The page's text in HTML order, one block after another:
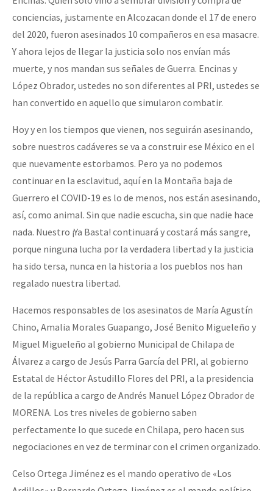
conciencias, justamente en Alcozacan donde el 17 de enero
del 2020, fueron asesinados 10 compañeros en esa masacre.
Y ahora lejos de llegar la justicia solo nos envían más
muerte, y nos mandan sus señales de Guerra. Encinas y
López Obrador, ustedes no son diferentes al PRI, ustedes se
han convertido en aquello que simularon combatir.
Hoy y en los tiempos que vienen, nos seguirán asesinando,
sobre nuestros cadáveres se va a construir ese México en el
que nuevamente estorbamos. Pero ya no podemos
continuar en la esclavitud, aquí en la Montaña baja de
Guerrero el COVID-19 es lo de menos, nos están asesinando,
así, como animal. Sin que nadie escucha, sin que nadie hace
nada. Nuestro ¡Ya Basta! continuará y costará más sangre,
porque ninguna lucha por la verdadera libertad y la justicia
ha sido tersa, nunca en la historia a los pueblos nos han
regalado nuestra libertad.
Hacemos responsables de los asesinatos de María Agustín
Chino, Amalia Morales Guapango, José Benito Migueleño y
Miguel Migueleño al gobierno Municipal de Chilapa de
Álvarez a cargo de Jesús Parra García del PRI, al gobierno
Estatal de Héctor Astudillo Flores del PRI, a la presidencia
de la república a cargo de Andrés Manuel López Obrador de
MORENA. Los tres niveles de gobierno saben
perfectamente lo que sucede en Chilapa, pero hacen sus
negociaciones en vez de terminar con el crimen organizado.
Celso Ortega Jiménez es el mando operativo de «Los